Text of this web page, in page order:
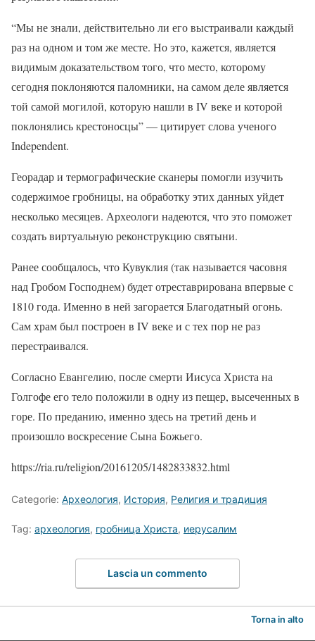
“Мы не знали, действительно ли его выстраивали каждый
раз на одном и том же месте. Но это, кажется, является
видимым доказательством того, что место, которому
сегодня поклоняются паломники, на самом деле является
той самой могилой, которую нашли в IV веке и которой
поклонялись крестоносцы” — цитирует слова ученого
Independent.
Георадар и термографические сканеры помогли изучить
содержимое гробницы, на обработку этих данных уйдет
несколько месяцев. Археологи надеются, что это поможет
создать виртуальную реконструкцию святыни.
Ранее сообщалось, что Кувуклия (так называется часовня
над Гробом Господнем) будет отреставрирована впервые с
1810 года. Именно в ней загорается Благодатный огонь.
Сам храм был построен в IV веке и с тех пор не раз
перестраивался.
Согласно Евангелию, после смерти Иисуса Христа на
Голгофе его тело положили в одну из пещер, высеченных в
горе. По преданию, именно здесь на третий день и
произошло воскресение Сына Божьего.
https://ria.ru/religion/20161205/1482833832.html
Categorie: Археология, История, Религия и традиция
Tag: археология, гробница Христа, иерусалим
Lascia un commento
Torna in alto